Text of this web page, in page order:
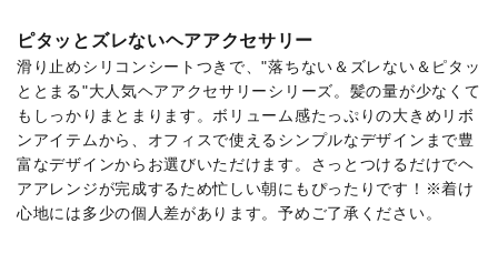
ピタッとズレないヘアアクセサリー
滑り止めシリコンシートつきで、"落ちない＆ズレない＆ピタッ
ととまる"大人気ヘアアクセサリーシリーズ。髪の量が少なくて
もしっかりまとまります。ボリューム感たっぷりの大きめリボ
ンアイテムから、オフィスで使えるシンプルなデザインまで豊
富なデザインからお選びいただけます。さっとつけるだけでヘ
アアレンジが完成するため忙しい朝にもぴったりです！※着け
心地には多少の個人差があります。予めご了承ください。